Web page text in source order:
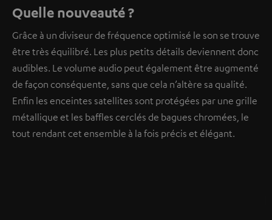
Quelle nouveauté ?
Grâce à un diviseur de fréquence optimisé le son se trouve
être très équilibré. Les plus petits détails deviennent donc
audibles. Le volume audio peut également être augmenté
de façon conséquente, sans que cela n’altère sa qualité.
Enfin les enceintes satellites sont protégées par une grille
métallique et les baffles cerclés de bagues chromées, le
tout rendant cet ensemble à la fois précis et élégant.